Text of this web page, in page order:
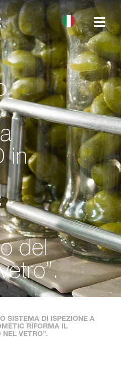
in
del
SISTEMA DI ISPEZIONE A
RIFORMA IL
NEL VETRO”.